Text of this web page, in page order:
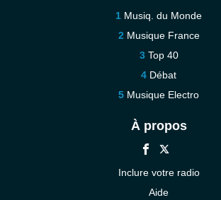
Musiq. du Monde
Musique France
Top 40
Débat
Musique Electro
À propos
Inclure votre radio
Aide